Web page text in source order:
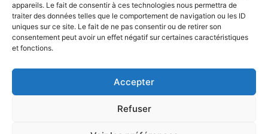
appareils. Le fait de consentir à ces technologies nous permettra de
traiter des données telles que le comportement de navigation ou les ID
uniques sur ce site. Le fait de ne pas consentir ou de retirer son
consentement peut avoir un effet négatif sur certaines caractéristiques
et fonctions.
Accepter
Refuser
Nous Suivre
Contactez-nous :
12-3894 rue Sainte-Catherine Est,